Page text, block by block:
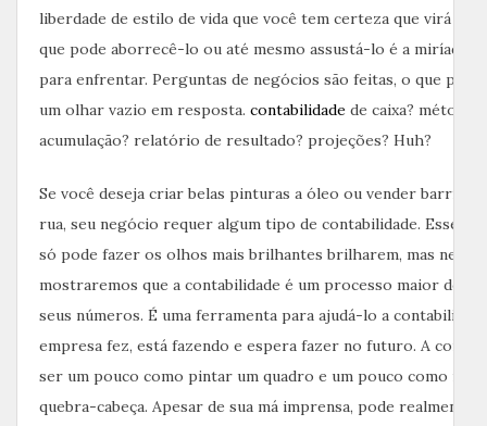
liberdade de estilo de vida que você tem certeza que virá
que pode aborrecê-lo ou até mesmo assustá-lo é a miríade
para enfrentar. Perguntas de negócios são feitas, o que
um olhar vazio em resposta. contabilidade de caixa? método
acumulação? relatório de resultado? projeções? Huh?
Se você deseja criar belas pinturas a óleo ou vender
rua, seu negócio requer algum tipo de contabilidade. Esse
só pode fazer os olhos mais brilhantes brilharem, mas neste
mostraremos que a contabilidade é um processo maior do
seus números. É uma ferramenta para ajudá-lo a contabilizar
empresa fez, está fazendo e espera fazer no futuro. A
ser um pouco como pintar um quadro e um pouco como
quebra-cabeça. Apesar de sua má imprensa, pode realmente